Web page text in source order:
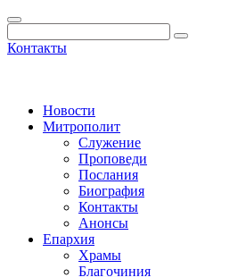
Контакты
Новости
Митрополит
Служение
Проповеди
Послания
Биография
Контакты
Анонсы
Епархия
Храмы
Благочиния